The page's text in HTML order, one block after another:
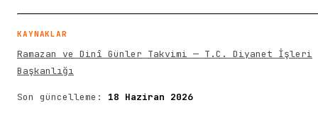
KAYNAKLAR
Ramazan ve Dinî Günler Takvimi — T.C. Diyanet İşleri
Başkanlığı
Son güncelleme: 18 Haziran 2026